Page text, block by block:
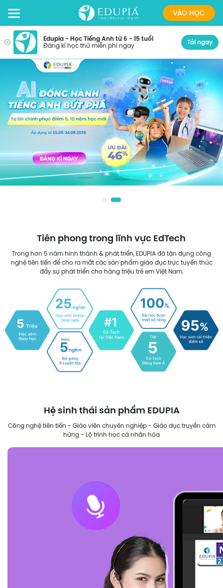
VÀO HỌC
Edupia - Học Tiếng Anh từ 6 - 15 tuổi
Đăng kí học thử miễn phí ngay Tải ngay
Tiên phong trong lĩnh vực EdTech
Trong hơn 5 năm hình thành & phát triển, EDUPIA đã tận dụng công
nghệ tiên tiến để cho ra mắt các sản phẩm giáo dục trực tuyến thúc
đẩy sự phát triển cho hàng triệu trẻ em Việt Nam.
Hệ sinh thái sản phẩm EDUPIA
Công nghệ tiên tiến - Giáo viên chuyên nghiệp - Giáo dục truyền cảm
hứng - Lộ trình học cá nhân hóa